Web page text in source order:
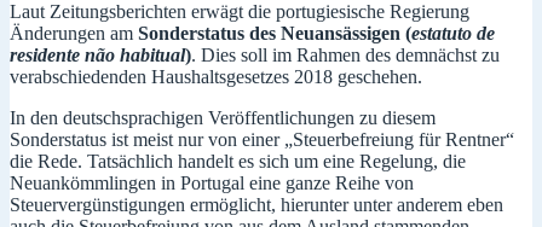
Laut Zeitungsberichten erwägt die portugiesische Regierung
Änderungen am Sonderstatus des Neuansässigen (estatuto de
residente não habitual). Dies soll im Rahmen des demnächst zu
verabschiedenden Haushaltsgesetzes 2018 geschehen.
In den deutschsprachigen Veröffentlichungen zu diesem
Sonderstatus ist meist nur von einer „Steuerbefreiung für Rentner“
die Rede. Tatsächlich handelt es sich um eine Regelung, die
Neuankömmlingen in Portugal eine ganze Reihe von
Steuervergünstigungen ermöglicht, hierunter unter anderem eben